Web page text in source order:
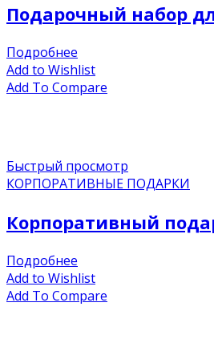
Подарочный набор
Подробнее
Add to Wishlist
Add To Compare
Быстрый просмотр
КОРПОРАТИВНЫЕ ПОДАРКИ
Корпоративный
Подробнее
Add to Wishlist
Add To Compare